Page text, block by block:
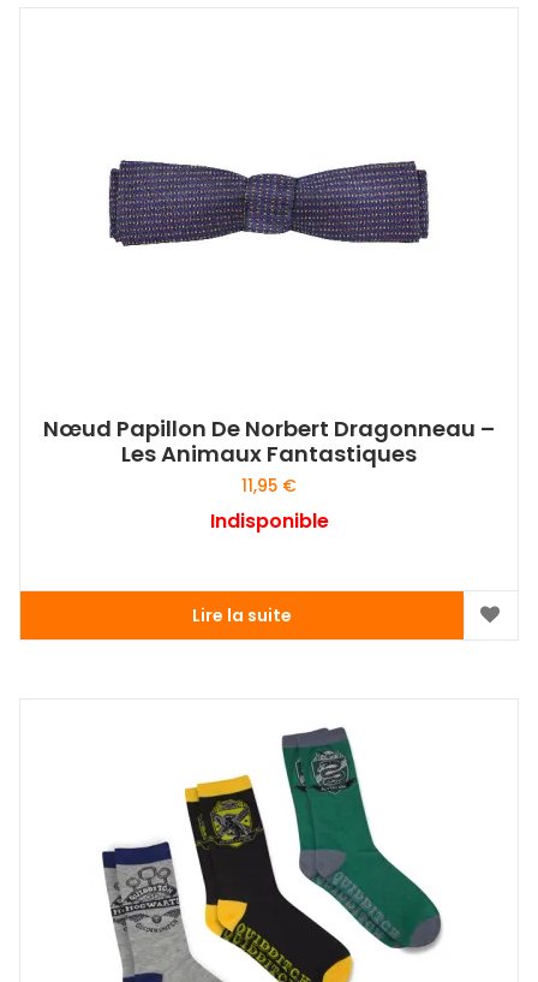
Nœud Papillon De Norbert Dragonneau –
Les Animaux Fantastiques
11,95 €
Indisponible
Lire la suite